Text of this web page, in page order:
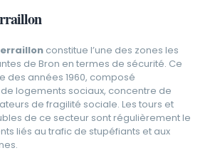
constitue l’une des zones les
de Bron en termes de sécurité. Ce
des années 1960, composé
logements sociaux, concentre de
de fragilité sociale. Les tours et
de ce secteur sont régulièrement le
liés au trafic de stupéfiants et aux